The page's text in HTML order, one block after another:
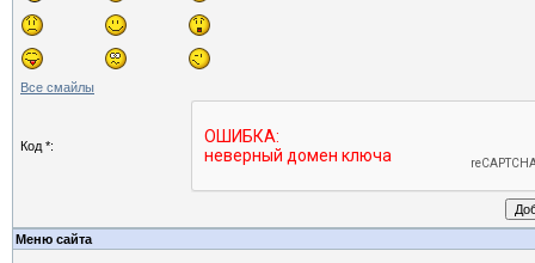
Все смайлы
Код *:
Меню сайта